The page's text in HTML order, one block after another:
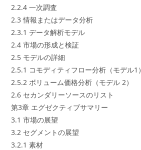
2.2.4 一次調査
2.3 情報またはデータ分析
2.3.1 データ解析モデル
2.4 市場の形成と検証
2.5 モデルの詳細
2.5.1 コモディティフロー分析（モデル1）
2.5.2 ボリューム価格分析（モデル 2）
2.6 セカンダリーソースのリスト
第3章 エグゼクティブサマリー
3.1 市場の展望
3.2 セグメントの展望
3.2.1 素材